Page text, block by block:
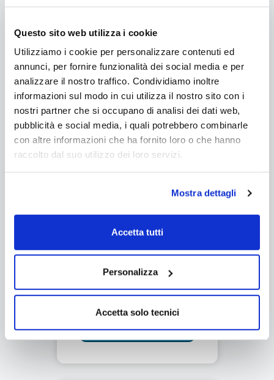
Questo sito web utilizza i cookie
Utilizziamo i cookie per personalizzare contenuti ed
annunci, per fornire funzionalità dei social media e per
analizzare il nostro traffico. Condividiamo inoltre
informazioni sul modo in cui utilizza il nostro sito con i
nostri partner che si occupano di analisi dei dati web,
pubblicità e social media, i quali potrebbero combinarle
con altre informazioni che ha fornito loro o che hanno
raccolto dal suo utilizzo dei loro servizi.
Mostra dettagli
Accetta tutti
Personalizza
Accetta solo tecnici
Piscina in legno NaturalWood
h.1,46 m
€16.897,00
Aggiungi al carrello
CON OMAGGIO